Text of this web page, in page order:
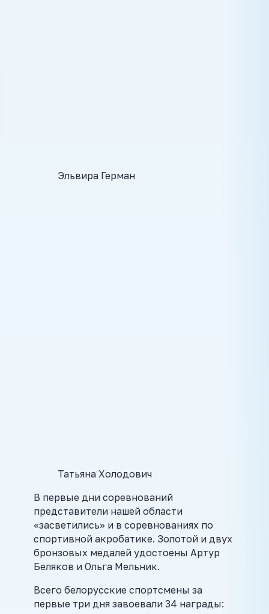
Эльвира Герман
Татьяна Холодович
В первые дни соревнований
представители нашей области
«засветились» и в соревнованиях по
спортивной акробатике. Золотой и двух
бронзовых медалей удостоены Артур
Беляков и Ольга Мельник.
Всего белорусские спортсмены за
первые три дня завоевали 34 награды: